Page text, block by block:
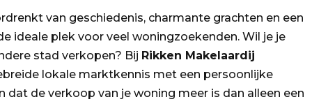
van geschiedenis, charmante grachten en een
ideale plek voor veel woningzoekenden. Wil je je
stad verkopen? Bij Rikken Makelaardij
lokale marktkennis met een persoonlijke
dat de verkoop van je woning meer is dan alleen een